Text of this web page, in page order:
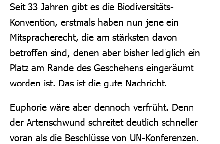
Seit 33 Jahren gibt es die Biodiversitäts-
Konvention, erstmals haben nun jene ein
Mitspracherecht, die am stärksten davon
betroffen sind, denen aber bisher lediglich ein
Platz am Rande des Geschehens eingeräumt
worden ist. Das ist die gute Nachricht.
Euphorie wäre aber dennoch verfrüht. Denn
der Artenschwund schreitet deutlich schneller
voran als die Beschlüsse von UN-Konferenzen.